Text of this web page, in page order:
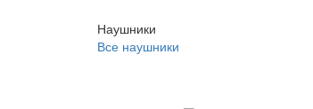
Наушники
Все наушники